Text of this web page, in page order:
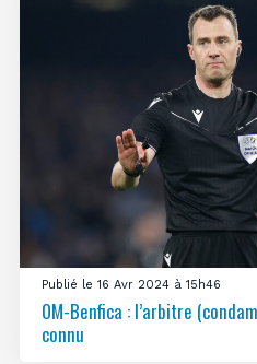
Publié le 16 Avr 2024 à 15h46
OM-Benfica : l’arbitre
connu